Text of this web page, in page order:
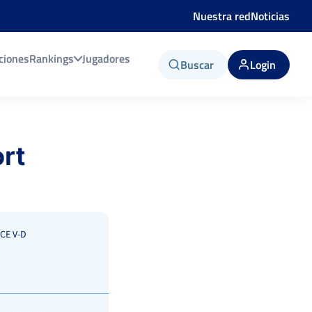
Nuestra redNoticias
Rankings Jugadores Buscar Login
V-D